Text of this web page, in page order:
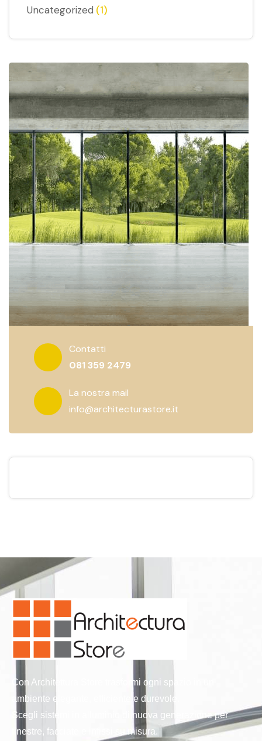
Uncategorized (1)
Contatti
081 359 2479
La nostra mail
info@architecturastore.it
Con Architettura Store trasformi ogni spazio in un
ambiente elegante, efficiente e durevole.
Scegli sistemi in alluminio di nuova generazione per
finestre, facciate e infissi su misura.